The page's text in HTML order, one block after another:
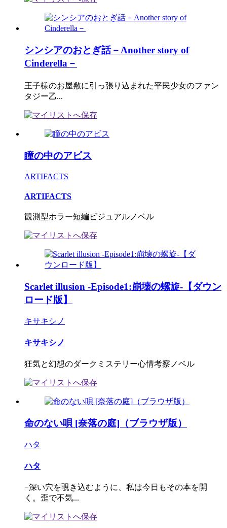
シンシアのおとぎ話－Another story of
Cinderella－
王子様のお屋敷に引っ張り込まれた平民少女のファン
タジー乙...
瞳の中のアビス
ARTIFACTS
ARTIFACTS
観測型ホラー短編ビジュアルノベル
Scarlet illusion -Episode1:崩壊の螺旋-【ダウン
ロード版】
キサキシノ
キサキシノ
狂気と幻想のダークミステリー心情考察ノベル
命のない唄 [奈落の庭]（ブラウザ版）
ハタ
ハタ
−深い穴を覗き込むように、私は今日もその本を開
く。歪で不気...